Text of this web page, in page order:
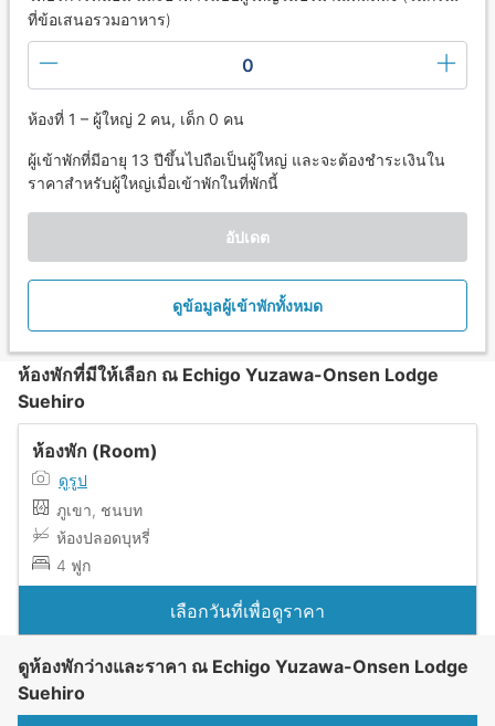
ที่ข้อเสนอรวมอาหาร)
0
ห้องที่ 1 – ผู้ใหญ่ 2 คน, เด็ก 0 คน
ผู้เข้าพักที่มีอายุ 13 ปีขึ้นไปถือเป็นผู้ใหญ่ และจะต้องชำระเงินใน
ราคาสำหรับผู้ใหญ่เมื่อเข้าพักในที่พักนี้
อัปเดต
ดูข้อมูลผู้เข้าพักทั้งหมด
ห้องพักที่มีให้เลือก ณ Echigo Yuzawa-Onsen Lodge
Suehiro
ห้องพัก (Room)
ดูรูป
ภูเขา, ชนบท
ห้องปลอดบุหรี่
4 ฟูก
เลือกวันที่เพื่อดูราคา
ดูห้องพักว่างและราคา ณ Echigo Yuzawa-Onsen Lodge
Suehiro